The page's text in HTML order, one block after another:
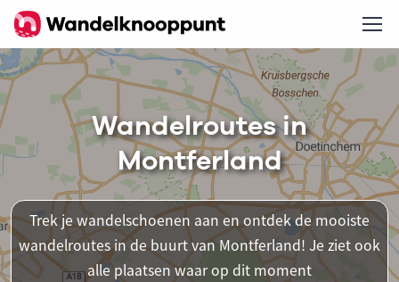
Wandelroutes in
Montferland
Trek je wandelschoenen aan en ontdek de mooiste
wandelroutes in de buurt van Montferland! Je ziet ook
alle plaatsen waar op dit moment